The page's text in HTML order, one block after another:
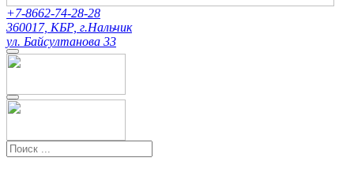
+7-8662-74-28-28
360017, КБР, г.Нальчик
ул. Байсултанова 33